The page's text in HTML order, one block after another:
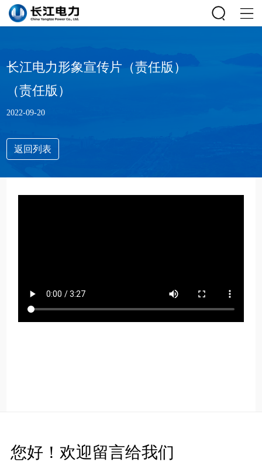
长江电力形象宣传片（责任版）
（责任版）
2022-09-20
返回列表
您好！欢迎留言给我们